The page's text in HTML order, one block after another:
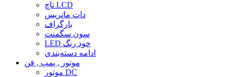
تاچ LCD
دات ماتریس
بارگراف
سون سگمنت
LED خود رنگ
ادامه دسته‌بندی
موتور , پمپ , فن
موتور DC